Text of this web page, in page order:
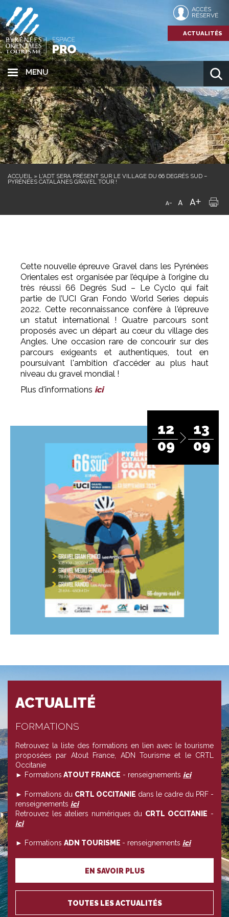
MENU
ACCÈS
RÉSERVÉ
ACTUALITÉS
ACCUEIL » L'ADT SERA PRÉSENT SUR LE VILLAGE DU 66 DEGRÉS SUD –
PYRÉNÉES CATALANES GRAVEL TOUR !
Cette nouvelle épreuve Gravel dans les Pyrénées
Orientales est organisée par l’équipe à l’origine du
très réussi 66 Degrés Sud – Le Cyclo qui fait
partie de l’UCI Gran Fondo World Series depuis
2022. Cette reconnaissance confère à l'épreuve
un statut international ! Quatre parcours sont
proposés avec un départ au cœur du village des
Angles. Une occasion rare de concourir sur des
parcours exigeants et authentiques, tout en
poursuivant l'ambition d'accéder au plus haut
niveau du gravel mondial !
Plus d'informations ici
12
09
13
09
ACTUALITÉ
FORMATIONS
Retrouvez la liste des formations en lien avec le tourisme
proposées par Atout France, ADN Tourisme et le CRTL
Occitanie
► Formations ATOUT FRANCE - renseignements ici
► Formations du CRTL OCCITANIE dans le cadre du PRF -
renseignements ici
Retrouvez les ateliers numériques du CRTL OCCITANIE -
ici
► Formations ADN TOURISME - renseignements ici
EN SAVOIR PLUS
TOUTES LES ACTUALITÉS